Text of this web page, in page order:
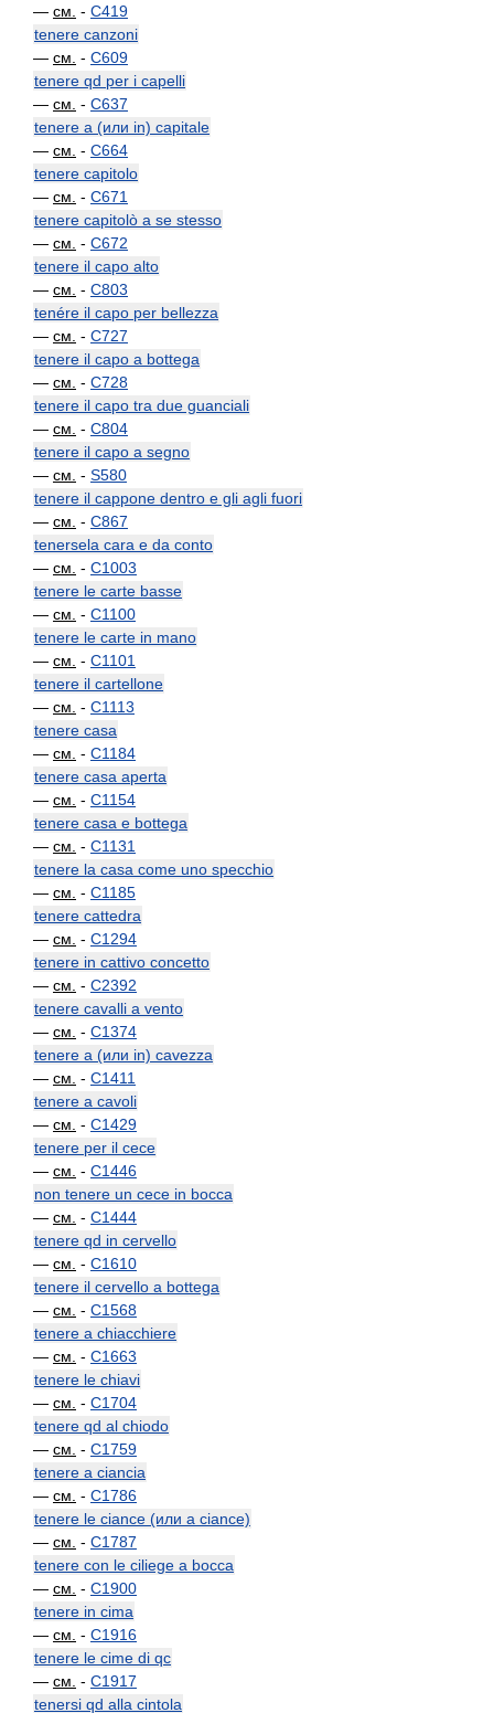
— см. - C419
tenere canzoni
— см. - C609
tenere qd per i capelli
— см. - C637
tenere a (или in) capitale
— см. - C664
tenere capitolo
— см. - C671
tenere capitolò a se stesso
— см. - C672
tenere il capo alto
— см. - C803
tenére il capo per bellezza
— см. - C727
tenere il capo a bottega
— см. - C728
tenere il capo tra due guanciali
— см. - C804
tenere il capo a segno
— см. - S580
tenere il cappone dentro e gli agli fuori
— см. - C867
tenersela cara e da conto
— см. - C1003
tenere le carte basse
— см. - C1100
tenere le carte in mano
— см. - C1101
tenere il cartellone
— см. - C1113
tenere casa
— см. - C1184
tenere casa aperta
— см. - C1154
tenere casa e bottega
— см. - C1131
tenere la casa come uno specchio
— см. - C1185
tenere cattedra
— см. - C1294
tenere in cattivo concetto
— см. - C2392
tenere cavalli a vento
— см. - C1374
tenere a (или in) cavezza
— см. - C1411
tenere a cavoli
— см. - C1429
tenere per il cece
— см. - C1446
non tenere un cece in bocca
— см. - C1444
tenere qd in cervello
— см. - C1610
tenere il cervello a bottega
— см. - C1568
tenere a chiacchiere
— см. - C1663
tenere le chiavi
— см. - C1704
tenere qd al chiodo
— см. - C1759
tenere a ciancia
— см. - C1786
tenere le ciance (или a ciance)
— см. - C1787
tenere con le ciliege a bocca
— см. - C1900
tenere in cima
— см. - C1916
tenere le cime di qc
— см. - C1917
tenersi qd alla cintola